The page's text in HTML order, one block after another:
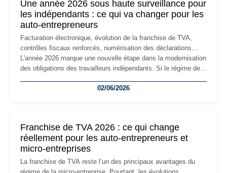
Une année 2026 sous haute surveillance pour
les indépendants : ce qui va changer pour les
auto-entrepreneurs
Facturation électronique, évolution de la franchise de TVA,
contrôles fiscaux renforcés, numérisation des déclarations…
L'année 2026 marque une nouvelle étape dans la modernisation
des obligations des travailleurs indépendants. Si le régime de
les auto-entrepreneurs devront s'adapter à un environnement
02/06/2026
Franchise de TVA 2026 : ce qui change
réellement pour les auto-entrepreneurs et
micro-entreprises
La franchise de TVA reste l’un des principaux avantages du